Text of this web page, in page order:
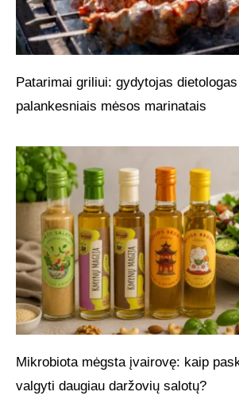
Patarimai griliui: gydytojas
palankesniais mėsos marinatais
Mikrobiota mėgsta įvairovę: kaip
valgyti daugiau daržovių salotų?